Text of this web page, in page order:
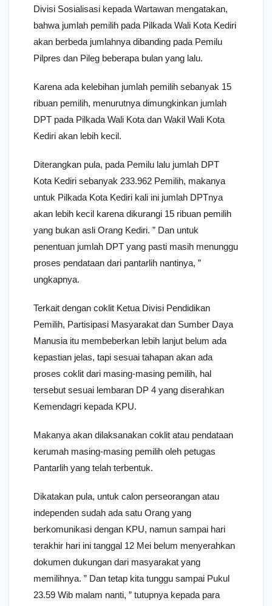
Divisi Sosialisasi kepada Wartawan mengatakan,
bahwa jumlah pemilih pada Pilkada Wali Kota Kediri
akan berbeda jumlahnya dibanding pada Pemilu
Pilpres dan Pileg beberapa bulan yang lalu.
Karena ada kelebihan jumlah pemilih sebanyak 15
ribuan pemilih, menurutnya dimungkinkan jumlah
DPT pada Pilkada Wali Kota dan Wakil Wali Kota
Kediri akan lebih kecil.
Diterangkan pula, pada Pemilu lalu jumlah DPT
Kota Kediri sebanyak 233.962 Pemilih, makanya
untuk Pilkada Kota Kediri kali ini jumlah DPTnya
akan lebih kecil karena dikurangi 15 ribuan pemilih
yang bukan asli Orang Kediri. ” Dan untuk
penentuan jumlah DPT yang pasti masih menunggu
proses pendataan dari pantarlih nantinya, ”
ungkapnya.
Terkait dengan coklit Ketua Divisi Pendidikan
Pemilih, Partisipasi Masyarakat dan Sumber Daya
Manusia itu membeberkan lebih lanjut belum ada
kepastian jelas, tapi sesuai tahapan akan ada
proses coklit dari masing-masing pemilih, hal
tersebut sesuai lembaran DP 4 yang diserahkan
Kemendagri kepada KPU.
Makanya akan dilaksanakan coklit atau pendataan
kerumah masing-masing pemilih oleh petugas
Pantarlih yang telah terbentuk.
Dikatakan pula, untuk calon perseorangan atau
independen sudah ada satu Orang yang
berkomunikasi dengan KPU, namun sampai hari
terakhir hari ini tanggal 12 Mei belum menyerahkan
dokumen dukungan dari masyarakat yang
memilihnya. ” Dan tetap kita tunggu sampai Pukul
23.59 Wib malam nanti, ” tutupnya kepada para